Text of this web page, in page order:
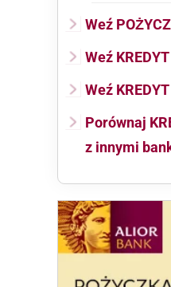
Weź
Weź
Weź
Porównaj
z innymi